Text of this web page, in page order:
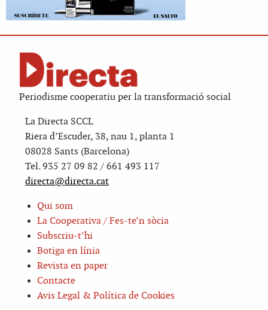
Periodisme cooperatiu per la transformació social
La Directa SCCL
Riera d’Escuder, 38, nau 1, planta 1
08028 Sants (Barcelona)
Tel. 935 27 09 82 / 661 493 117
directa@directa.cat
Qui som
La Cooperativa / Fes-te’n sòcia
Subscriu-t’hi
Botiga en línia
Revista en paper
Contacte
Avis Legal & Política de Cookies